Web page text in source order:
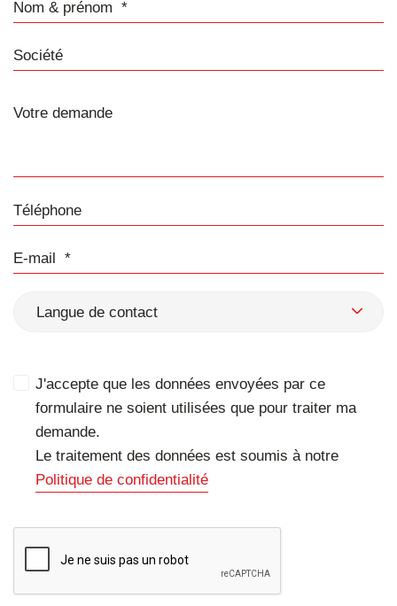
Société
Téléphone
E-mail
Langue de contact
J'accepte que les données envoyées par ce
formulaire ne soient utilisées que pour traiter ma
demande.
Le traitement des données est soumis à notre
Politique de confidentialité